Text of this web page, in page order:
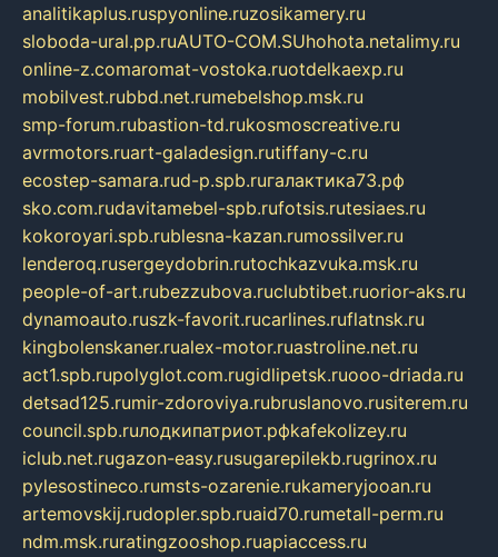
analitikaplus.ruspyonline.ruzosikamery.ru
sloboda-ural.pp.ruAUTO-COM.SUhohota.netalimy.ru
online-z.comaromat-vostoka.ruotdelkaexp.ru
mobilvest.rubbd.net.rumebelshop.msk.ru
smp-forum.rubastion-td.rukosmoscreative.ru
avrmotors.ruart-galadesign.rutiffany-c.ru
ecostep-samara.rud-p.spb.ruгалактика73.рф
sko.com.rudavitamebel-spb.rufotsis.rutesiaes.ru
kokoroyari.spb.rublesna-kazan.rumossilver.ru
lenderoq.rusergeydobrin.rutochkazvuka.msk.ru
people-of-art.rubezzubova.ruclubtibet.ruorior-aks.ru
dynamoauto.ruszk-favorit.rucarlines.ruflatnsk.ru
kingbolenskaner.rualex-motor.ruastroline.net.ru
act1.spb.rupolyglot.com.rugidlipetsk.ruooo-driada.ru
detsad125.rumir-zdoroviya.rubruslanovo.rusiterem.ru
council.spb.ruлодкипатриот.рфkafekolizey.ru
iclub.net.rugazon-easy.rusugarepilekb.rugrinox.ru
pylesostineco.rumsts-ozarenie.rukameryjooan.ru
artemovskij.rudopler.spb.ruaid70.rumetall-perm.ru
ndm.msk.ruratingzooshop.ruapiaccess.ru